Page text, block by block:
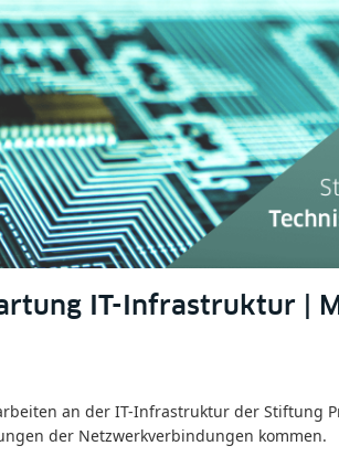
IT-Infrastruktur |
an der IT-Infrastruktur der Stiftung
der Netzwerkverbindungen kommen.